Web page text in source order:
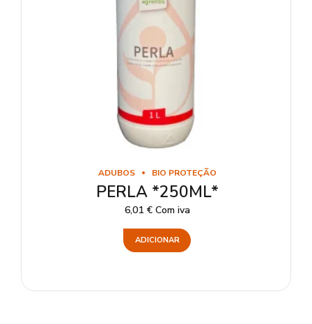
ADUBOS BIO PROTEÇÃO
PERLA *250ML*
6,01 € Com iva
ADICIONAR